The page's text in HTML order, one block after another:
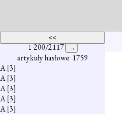
1-200/2117
artykuły hasłowe: 1759
A[3]
A[3]
A[3]
A[3]
A[3]